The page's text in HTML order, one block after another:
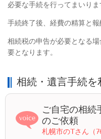
必要な手続を行ってまいりま
手続終了後、経費の精算と報
相続税の申告が必要となる
要となります。
相続・遺言手続を
ご自宅の相続
のご依頼
札幌市のTさん（